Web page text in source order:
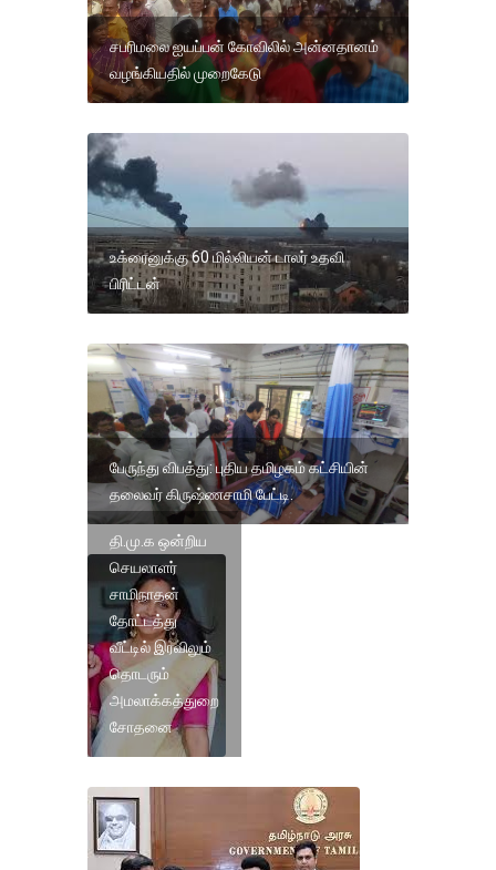
சபரிமலை ஐயப்பன் கோவிலில் அன்னதானம்
வழங்கியதில் முறைகேடு
உக்ரைனுக்கு 60 மில்லியன் டாலர் உதவி
பிரிட்டன்
பேருந்து விபத்து: புதிய தமிழகம் கட்சியின்
தலைவர் கிருஷ்ணசாமி பேட்டி.
தி.மு.க ஒன்றிய
செயலாளர்
சாமிநாதன்
தோட்டத்து
வீட்டில் இரவிலும்
தொடரும்
அமலாக்கத்துறை
சோதனை